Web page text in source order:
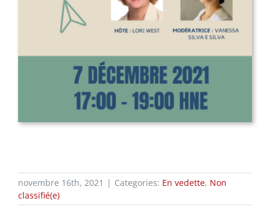
novembre 16th, 2021 | Categories: En vedette, Non
classifié(e)